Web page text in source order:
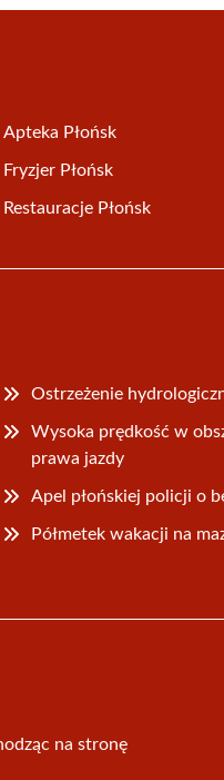
Apteka Płońsk
Fryzjer Płońsk
Restauracje Płońsk
Ostrzeżenie
Wysoka prędkość w
prawa jazdy
Apel płońskiej policji o
Półmetek wakacji na
na stronę